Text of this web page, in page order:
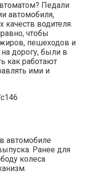
Педали
автомобиля,
качеств водителя.
чтобы
пешеходов и
дорогу, были в
как работают
ими и
автомобиле
Ранее для
колеса